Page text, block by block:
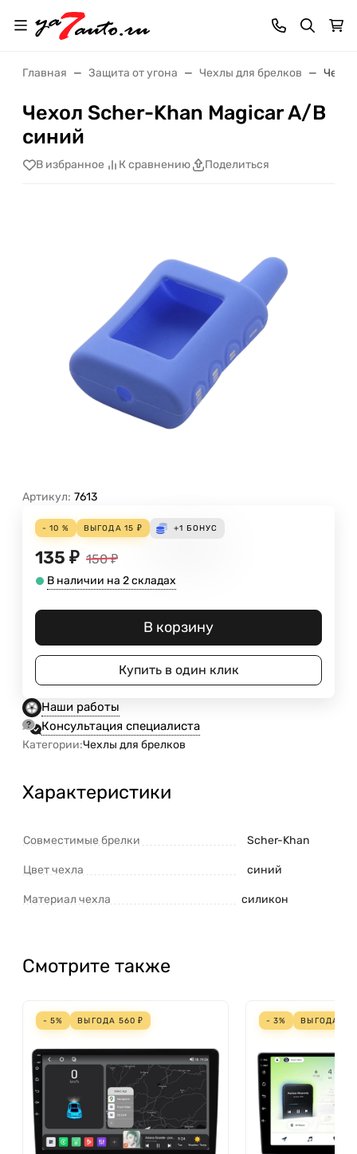
Главная Защита от угона Чехлы для брелков
Чехол Scher-Khan Magicar A/B
синий
В избранное К сравнению Поделиться
Артикул: 7613
- 10 % ВЫГОДА 15 ₽ +1 БОНУС
135 ₽ 150 ₽
В наличии на 2 складах
В корзину
Купить в один клик
Наши работы
Консультация специалиста
Категории:Чехлы для брелков
Характеристики
Совместимые брелки Scher-Khan
Цвет чехла синий
Материал чехла силикон
Смотрите также
- 5% ВЫГОДА 560 ₽ - 3% ВЫГОДА